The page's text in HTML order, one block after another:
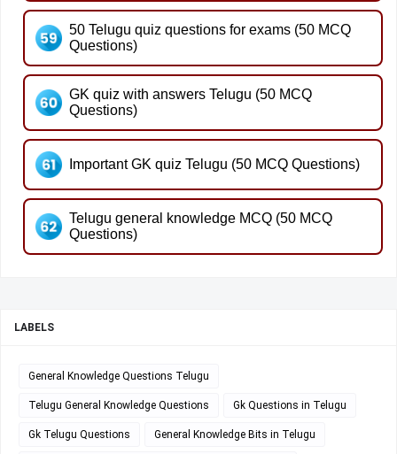
50 Telugu quiz questions for exams (50 MCQ
Questions)
GK quiz with answers Telugu (50 MCQ
Questions)
Important GK quiz Telugu (50 MCQ Questions)
Telugu general knowledge MCQ (50 MCQ
Questions)
LABELS
General Knowledge Questions Telugu
Telugu General Knowledge Questions Gk Questions in Telugu
Gk Telugu Questions General Knowledge Bits in Telugu